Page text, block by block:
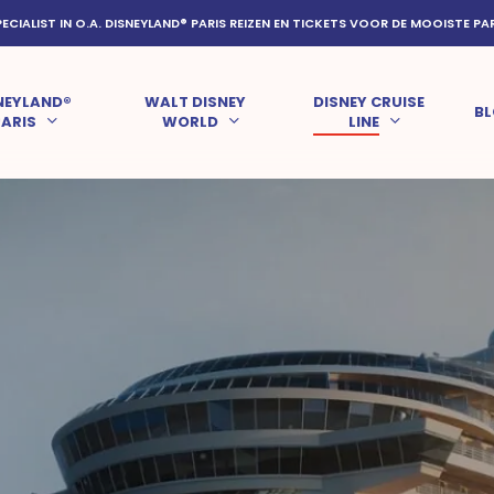
IN O.A. DISNEYLAND® PARIS REIZEN EN TICKETS VOOR DE MOOISTE
WALT DISNEY
WORLD
DISNEY CRUISE
LINE